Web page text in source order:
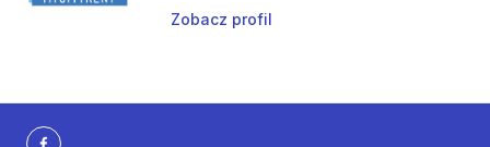
Zobacz profil